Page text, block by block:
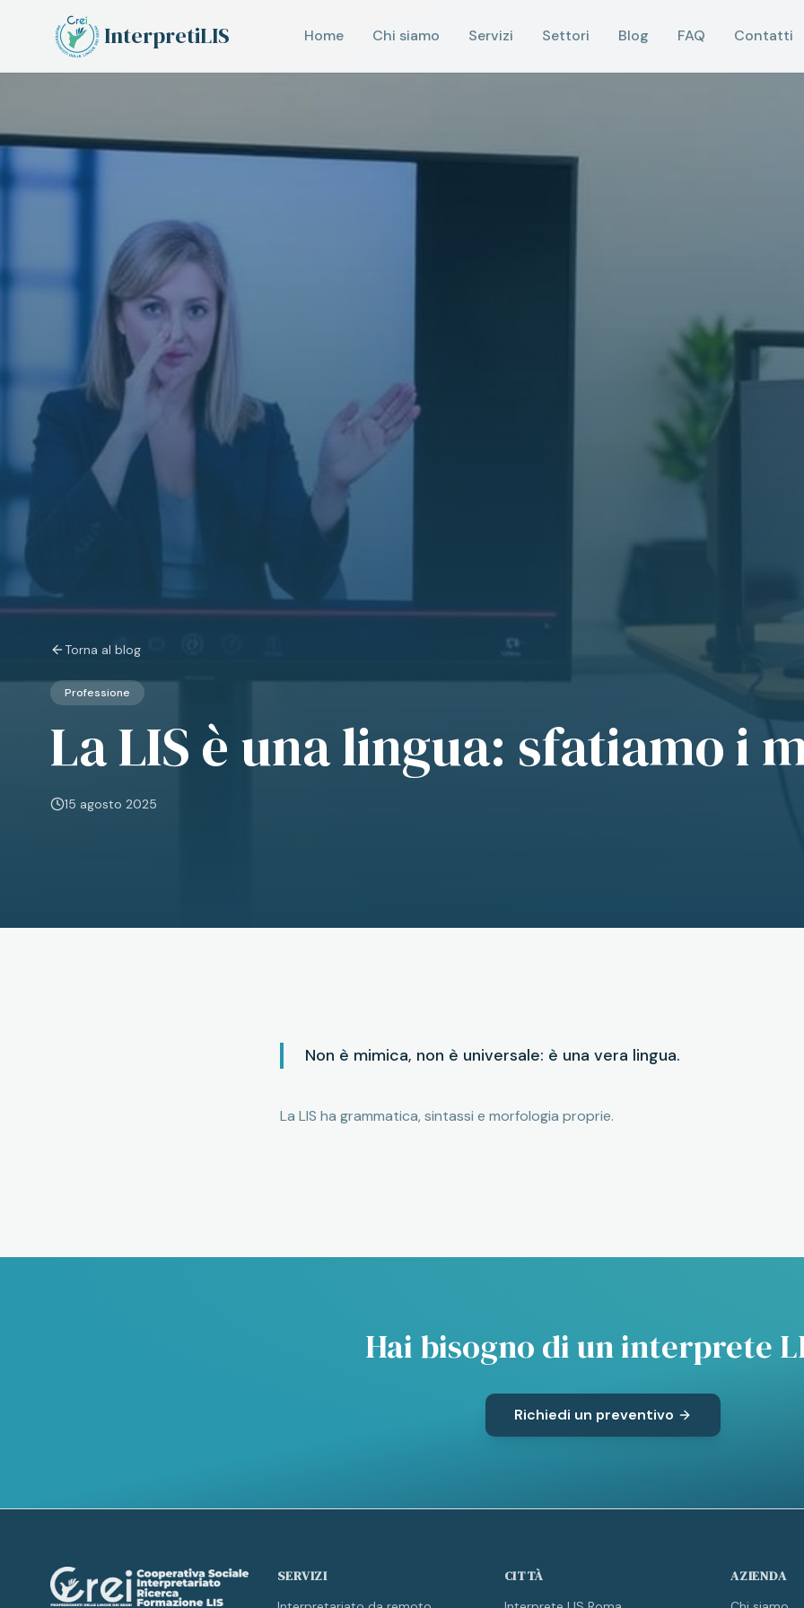
InterpretiLIS Home Chi siamo Servizi Settori Blog FAQ Contatti
Torna al blog
Professione
La LIS è una lingua: sfatiamo i
15 agosto 2025
Non è mimica, non è universale: è una vera lingua.
La LIS ha grammatica, sintassi e morfologia proprie.
Hai bisogno di un interprete
Richiedi un preventivo
SERVIZI CITTÀ AZIENDA